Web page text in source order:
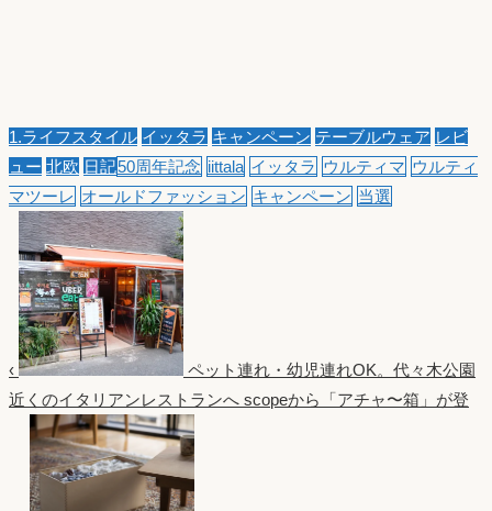
1.ライフスタイル イッタラ キャンペーン テーブルウェア レビ
ュー 北欧 日記50周年記念 iittala イッタラ ウルティマ ウルティ
マツーレ オールドファッション キャンペーン 当選
‹
ペット連れ・幼児連れOK。代々木公園
近くのイタリアンレストランへ scopeから「アチャ〜箱」が登